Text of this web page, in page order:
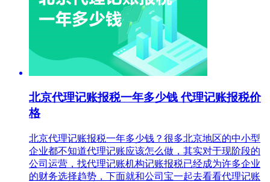
北京代理记账报税一年多少钱 代理记账报税价
格
北京代理记账报税一年多少钱？很多北京地区的中小型
企业都不知道代理记账应该怎么做，其实对于现阶段的
公司运营，找代理记账机构记账报税已经成为许多企业
的财务选择趋势，下面就和公司宝一起去看看代理记账